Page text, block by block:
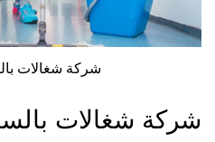
شركة شغالات
شركة شغالات